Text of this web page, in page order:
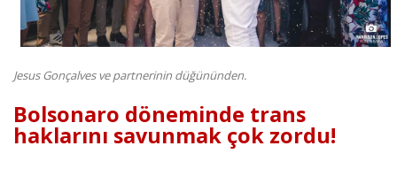
Jesus Gonçalves ve partnerinin düğününden.
Bolsonaro döneminde trans
haklarını savunmak çok zordu!